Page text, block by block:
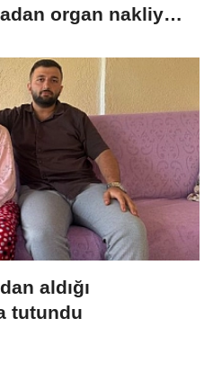
organ nakliyle
aldığı
tutundu